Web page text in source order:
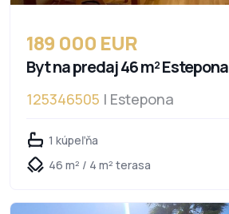
189 000 EUR
Byt na predaj 46 m² Estepona
125346505 | Estepona
1 kúpeľňa
46 m² / 4 m² terasa